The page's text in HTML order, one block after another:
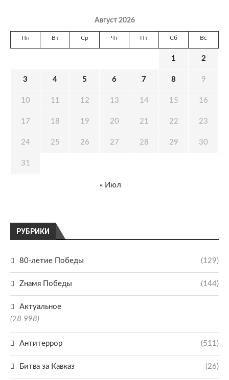
РУБРИКИ
80-летие Победы (129)
Zнамя Победы (144)
Актуальное
(28 998)
Антитеррор (511)
Битва за Кавказ (26)
Август 2026
Пн Вт Ср Чт Пт Сб Вс
1 2
3 4 5 6 7 8 9
10 11 12 13 14 15 16
17 18 19 20 21 22 23
24 25 26 27 28 29 30
31
« Июл